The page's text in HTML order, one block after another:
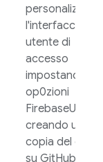
personalizzare
l'interfaccia
utente di
accesso
impostando le
op0zioni
FirebaseUI
creando una
copia del
su GitHub per